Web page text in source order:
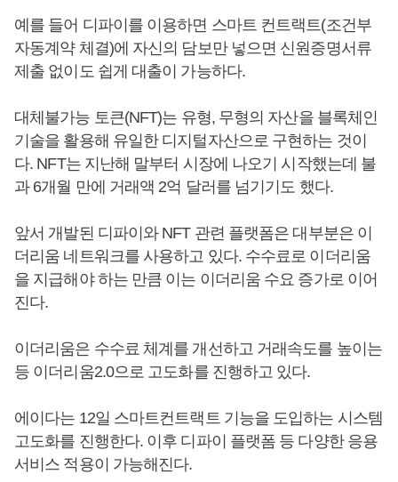
예를 들어 디파이를 이용하면 스마트 컨트랙트(조건부
자동계약 체결)에 자신의 담보만 넣으면 신원증명서류
제출 없이도 쉽게 대출이 가능하다.
대체불가능 토큰(NFT)는 유형, 무형의 자산을 블록체인
기술을 활용해 유일한 디지털자산으로 구현하는 것이
다. NFT는 지난해 말부터 시장에 나오기 시작했는데 불
과 6개월 만에 거래액 2억 달러를 넘기기도 했다.
앞서 개발된 디파이와 NFT 관련 플랫폼은 대부분은 이
더리움 네트워크를 사용하고 있다. 수수료로 이더리움
을 지급해야 하는 만큼 이는 이더리움 수요 증가로 이어
진다.
이더리움은 수수료 체계를 개선하고 거래속도를 높이는
등 이더리움2.0으로 고도화를 진행하고 있다.
에이다는 12일 스마트컨트랙트 기능을 도입하는 시스템
고도화를 진행한다. 이후 디파이 플랫폼 등 다양한 응용
서비스 적용이 가능해진다.